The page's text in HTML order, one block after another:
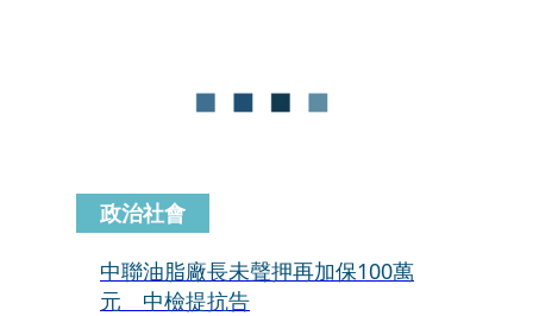
政治社會
中聯油脂廠長未聲押再加保100萬
元 中檢提抗告